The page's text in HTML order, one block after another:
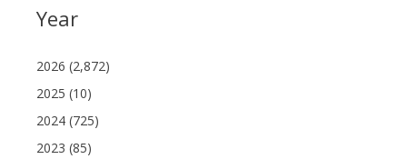
Year
2026 (2,872)
2025 (10)
2024 (725)
2023 (85)